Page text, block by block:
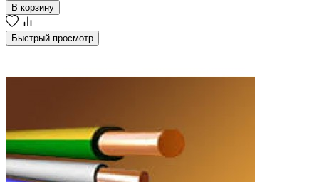
В корзину
Быстрый просмотр